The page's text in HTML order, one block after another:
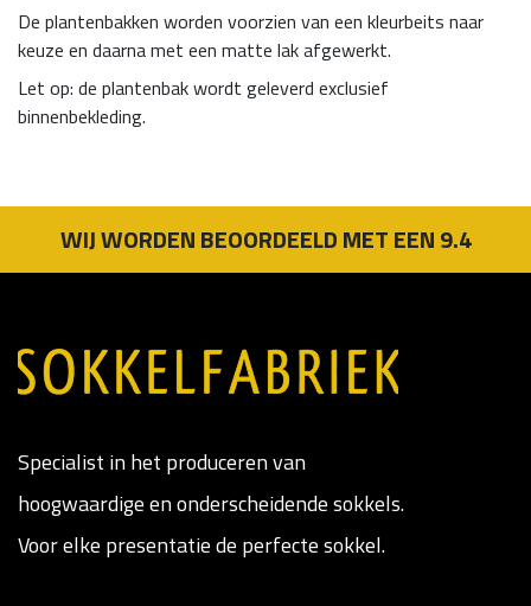
De plantenbakken worden voorzien van een kleurbeits naar
keuze en daarna met een matte lak afgewerkt.
Let op: de plantenbak wordt geleverd exclusief
binnenbekleding.
WIJ WORDEN BEOORDEELD MET EEN 9.4
Specialist in het produceren van
hoogwaardige en onderscheidende sokkels.
Voor elke presentatie de perfecte sokkel.